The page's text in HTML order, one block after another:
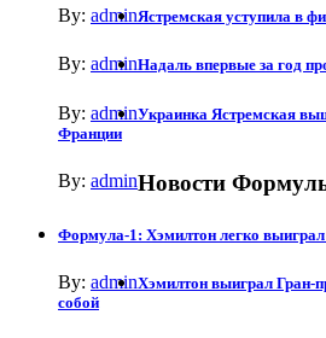
By: adminЯстремская уступила в
By: adminНадаль впервые за год
By: adminУкраинка Ястремская
Франции
By: adminНовости
Формула-1: Хэмилтон легко
By: adminХэмилтон выиграл Гран-
собой